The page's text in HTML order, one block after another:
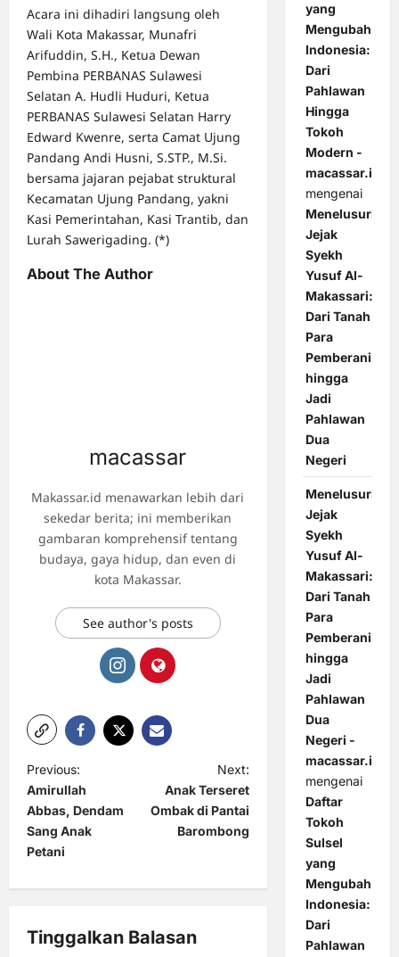
Acara ini dihadiri langsung oleh
Wali Kota Makassar, Munafri
Arifuddin, S.H., Ketua Dewan
Pembina PERBANAS Sulawesi
Selatan A. Hudli Huduri, Ketua
PERBANAS Sulawesi Selatan Harry
Edward Kwenre, serta Camat Ujung
Pandang Andi Husni, S.STP., M.Si.
bersama jajaran pejabat struktural
Kecamatan Ujung Pandang, yakni
Kasi Pemerintahan, Kasi Trantib, dan
Lurah Sawerigading. (*)
About The Author
macassar
Makassar.id menawarkan lebih dari
sekedar berita; ini memberikan
gambaran komprehensif tentang
budaya, gaya hidup, dan even di
kota Makassar.
See author's posts
P
o
s
t
n
v
Previous:
Amirullah
Abbas, Dendam
Sang Anak
Petani
Next:
Anak Terseret
Ombak di Pantai
Barombong
Tinggalkan Balasan
yang
Mengubah
Indonesia:
Dari
Pahlawan
Hingga
Tokoh
Modern -
macassar.id
mengenai
Menelusuri
Jejak
Syekh
Yusuf Al-
Makassari:
Dari Tanah
Para
Pemberani
hingga
Jadi
Pahlawan
Dua
Negeri
Menelusuri
Jejak
Syekh
Yusuf Al-
Makassari:
Dari Tanah
Para
Pemberani
hingga
Jadi
Pahlawan
Dua
Negeri -
macassar.id
mengenai
Daftar
Tokoh
Sulsel
yang
Mengubah
Indonesia:
Dari
Pahlawan